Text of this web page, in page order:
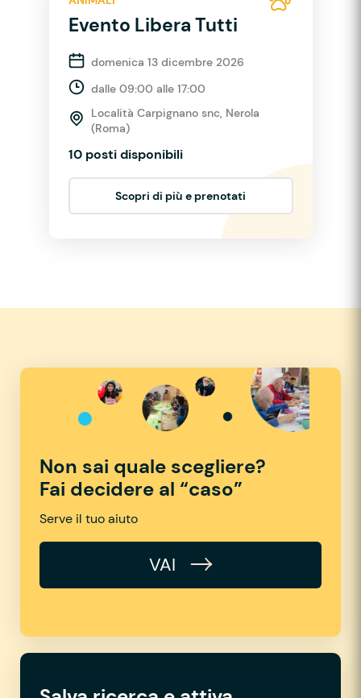
Evento Libera Tutti
domenica 13 dicembre 2026
dalle 09:00 alle 17:00
Località Carpignano snc, Nerola
(Roma)
10 posti disponibili
Scopri di più e prenotati
Non sai quale scegliere?
Fai decidere al “caso”
Serve il tuo aiuto
VAI